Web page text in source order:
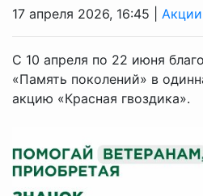
17 апреля 2026, 16:45 | Акции
С 10 апреля по 22 июня
«Память поколений» в
акцию «Красная гвоздика».